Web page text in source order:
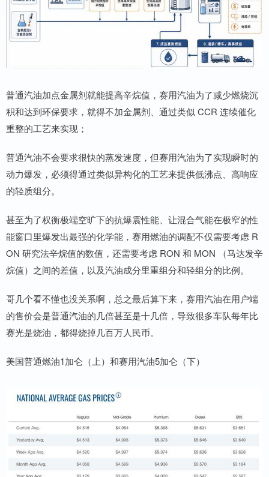
普通汽油加点金属剂就能提高辛烷值，赛用汽油为了减少燃烧沉
积和达到环保要求，就得不加金属剂、通过类似 CCR 连续催化
重整的工艺来实现；
普通汽油不会要求很快的蒸发速度，但赛用汽油为了实现瞬时的
动力爆发，必须得通过类似异构化的工艺来提供低沸点、高响应
的轻质组分。
甚至为了权衡极端空旷下的抗爆震性能、让混合气能在极窄的性
能窗口里爆发出最强的化学能，赛用燃油的调配不仅需要考虑 R
ON 研究法辛烷值的数值，还需要考虑 RON 和 MON （马达发辛
烷值）之间的差值，以及汽油成分里重组分和轻组分的比例。
哥几个看不懂也没关系啊，总之最后算下来，赛用汽油在用户端
的售价会是普通汽油的几倍甚至是十几倍，导致很多车队每年比
赛光是烧油，都得烧掉几百万人民币。
美国普通燃油1加仑（上）和赛用汽油5加仑（下）